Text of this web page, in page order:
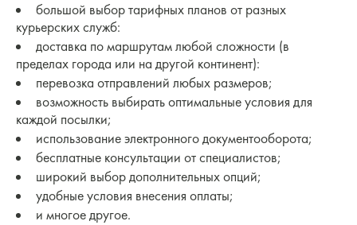
большой выбор тарифных планов от разных
курьерских служб:
доставка по маршрутам любой сложности (в
пределах города или на другой континент):
перевозка отправлений любых размеров;
возможность выбирать оптимальные условия для
каждой посылки;
использование электронного документооборота;
бесплатные консультации от специалистов;
широкий выбор дополнительных опций;
удобные условия внесения оплаты;
и многое другое.